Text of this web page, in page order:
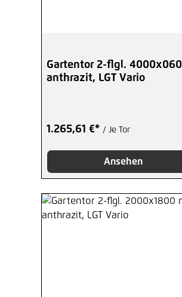
Gartentor 2-flgl.
anthrazit, LGT Vario
1.265,61 €* / Je Tor
Ansehen